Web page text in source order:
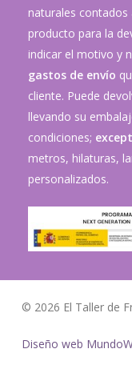
naturales contados
producto para la
indicar el motivo y
gastos de envío
cliente. Puede
llevando su
condiciones;
metros, hilaturas,
personalizados.
© 2026 El Taller de
Diseño web